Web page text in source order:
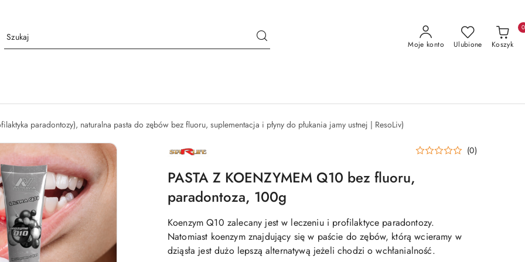
Moje konto Ulubione Koszyk
0
paradontozy), naturalna pasta do zębów bez fluoru, suplementacja i płyny do płukania jamy ustnej | ResoLiv)
NAZWA
PRODUCENTA: (0)
PASTA Z KOENZYMEM Q10 bez fluoru,
paradontoza, 100g
Koenzym Q10 zalecany jest w leczeniu i profilaktyce paradontozy.
Natomiast koenzym znajdujący się w paście do zębów, którą wcieramy w
dziąsła jest dużo lepszą alternatywą jeżeli chodzi o wchłanialność.